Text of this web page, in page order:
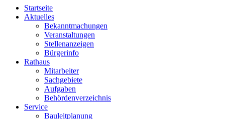
Startseite
Aktuelles
Bekanntmachungen
Veranstaltungen
Stellenanzeigen
Bürgerinfo
Rathaus
Mitarbeiter
Sachgebiete
Aufgaben
Behördenverzeichnis
Service
Bauleitplanung